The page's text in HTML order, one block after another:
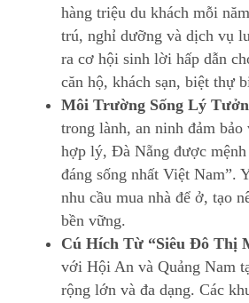
hàng triệu du khách mỗi
trú, nghỉ dưỡng và dịch vụ
ra cơ hội sinh lời hấp dẫn
căn hộ, khách sạn, biệt thự
Môi Trường Sống Lý
trong lành, an ninh đảm
hợp lý, Đà Nẵng được mệnh
đáng sống nhất Việt Nam”.
nhu cầu mua nhà để ở, tạo
bền vững.
Cú Hích Từ “Siêu Đô Thị
với Hội An và Quảng Nam
rộng lớn và đa dạng. Các